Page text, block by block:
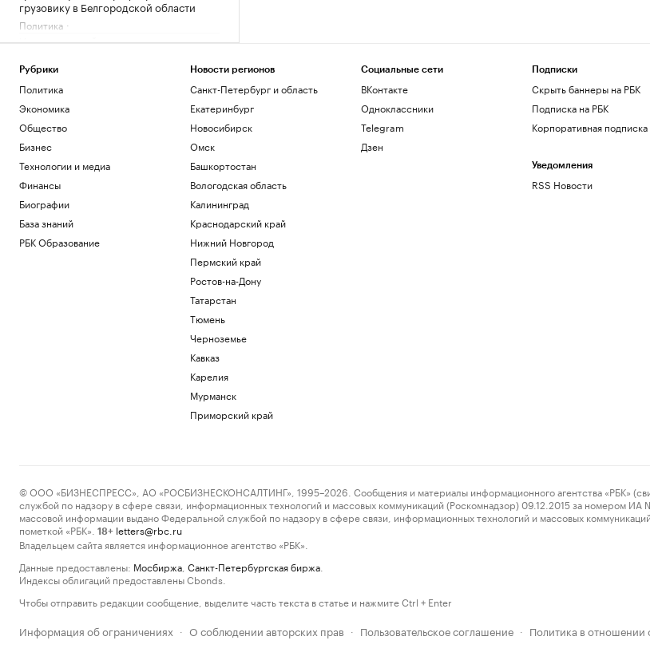
грузовику в Белгородской области
Политика
Искусственный интеллект вызовет
мифов
РБК и Yandex Cloud
облигации и что важно знать о бирже
РБК и МСП Банк
На Запорожской АЭС объяснили
причину отключения внешнего
электропитания
Политика
Рубрики
Политика
Экономика
Общество
Бизнес
Технологии и медиа
Финансы
Биографии
База знаний
РБК Образование
Новости регионов
Санкт-Петербург и область
Екатеринбург
Новосибирск
Омск
Башкортостан
Вологодская область
Калининград
Краснодарский край
Нижний Новгород
Пермский край
Ростов-на-Дону
Татарстан
Тюмень
Черноземье
Кавказ
Карелия
Мурманск
Приморский край
Социальные сети
ВКонтакте
Одноклассники
Telegram
Дзен
Подписки
Скрыть баннеры на РБК
Подписка на РБК
Корпоративная подписка
Уведомления
RSS Новости
© ООО «БИЗНЕСПРЕСС», АО «РОСБИЗНЕСКОНСАЛТИНГ», 1995–2026. Сообщения и материалы информационного агентства «РБК»
службой по надзору в сфере связи, информационных технологий и массовых коммуникаций (Роскомнадзор) 09.12.2015 за номером
массовой информации выдано Федеральной службой по надзору в сфере связи, информационных технологий и массовых
пометкой «РБК».
18+ letters@rbc.ru
Владельцем сайта является информационное агентство «РБК».
Данные предоставлены: Мосбиржа Санкт-Петербургская биржа
Индексы облигаций предоставлены Cbonds.
Чтобы отправить редакции сообщение, выделите часть текста в статье и нажмите Ctrl + Enter
Информация об ограничениях · О соблюдении авторских прав · Пользовательское соглашение · Политика в отношении